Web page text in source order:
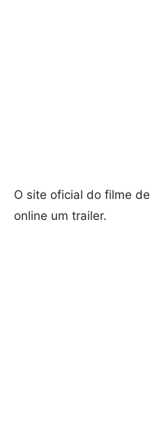
O site oficial do filme de
online um trailer.